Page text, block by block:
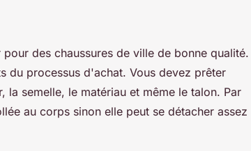
des chaussures de ville de bonne qualité.
du processus d'achat. Vous devez prêter
la semelle, le matériau et même le talon. Par
au corps sinon elle peut se détacher assez